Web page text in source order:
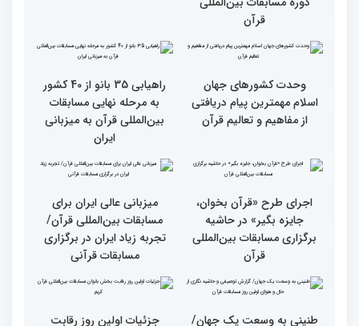
استقبال کم‌نظیر مردم از
غرفه پاسخگویی به سوالات
شرعی در حاشیه چهلمین
دوره مسابقات بین‌المللی
قرآن
اسلام مهمترین پیام دریافتی
از مفاهیم و تعالیم قرآن
به مرحله نهایی مسابقات
بین‌المللی قرآن به میزبانی
ایران
اجرای طرح «قرآن بخوان،
جایزه بگیر» در حاشیه
برگزاری مسابقات بین‌المللی
قرآن
میزبانی عالی ایران برای
مسابقات بین‌المللی قرآن/
تجربه زیاد ایران در برگزاری
مسابقات قرآنی